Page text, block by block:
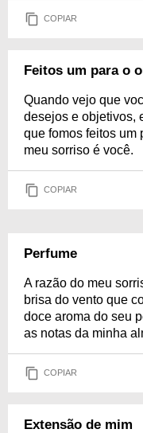
COPIAR
Feitos um para o
Quando vejo que
desejos e objetivos,
que fomos feitos um
meu sorriso é você.
COPIAR
Perfume
A razão do meu
brisa do vento que
doce aroma do seu
as notas da minha
COPIAR
Extensão de mim